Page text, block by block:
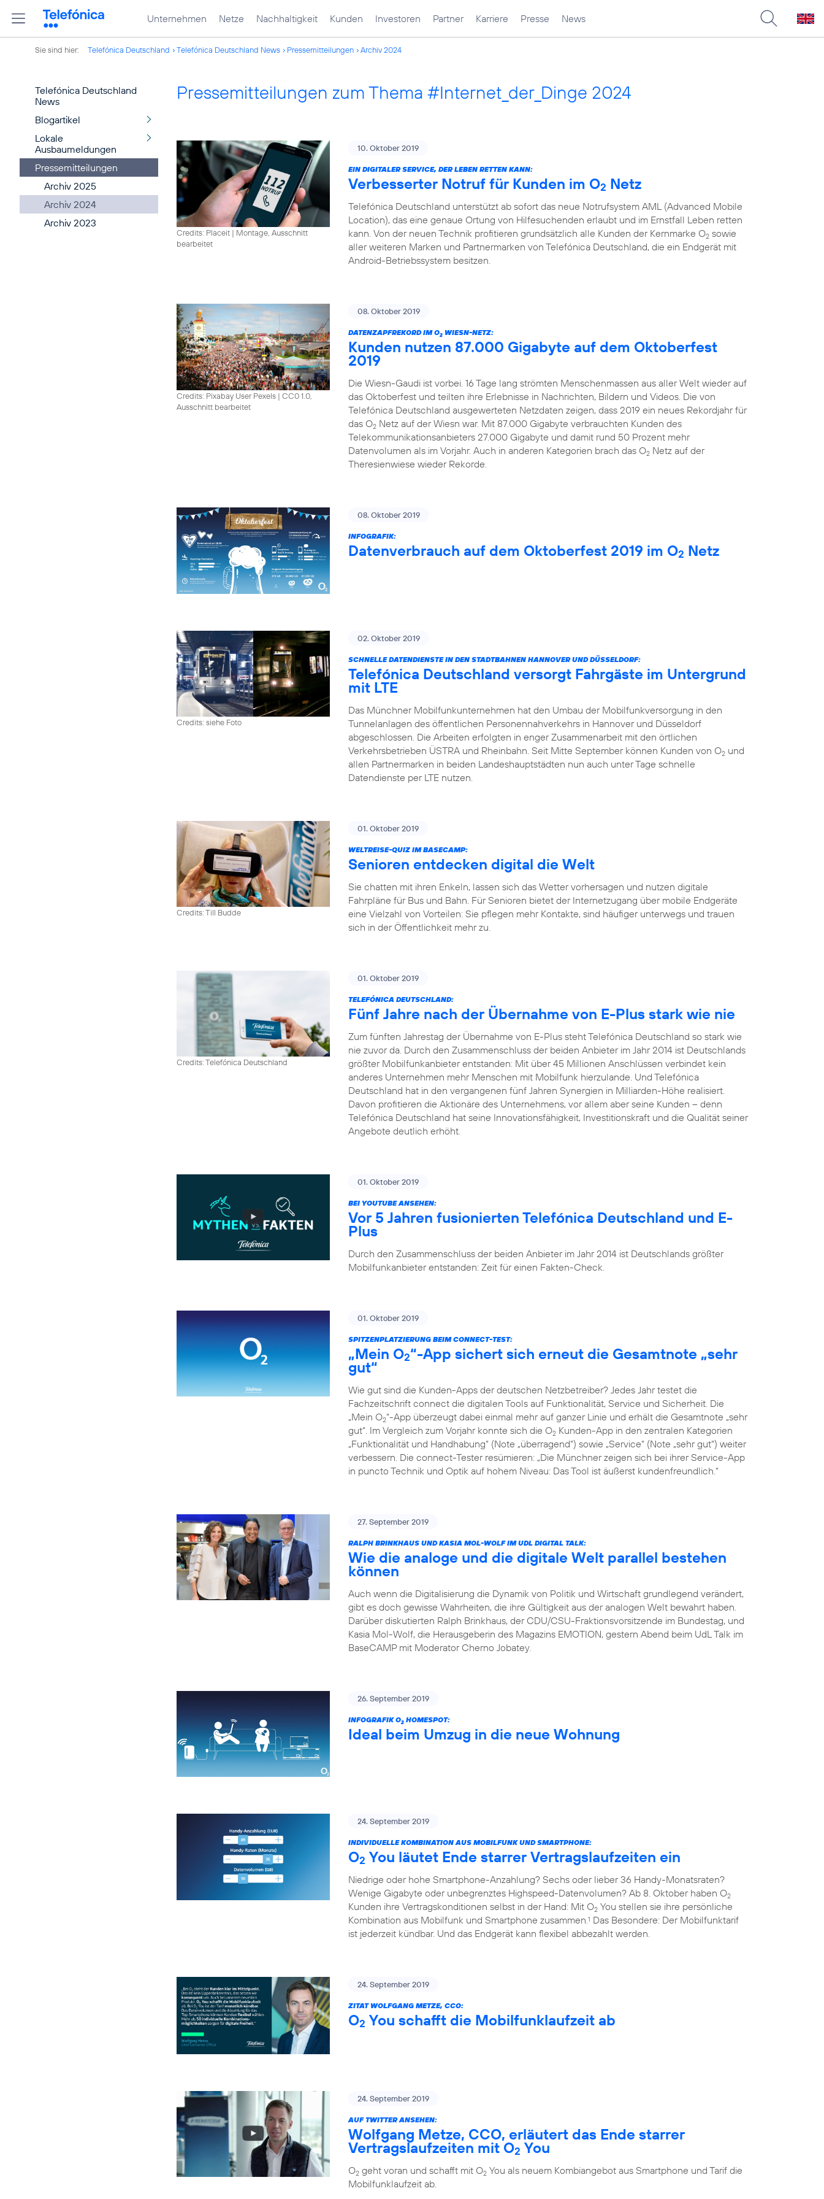
Unternehmen Netze Nachhaltigkeit Kunden Investoren Partner Karriere Presse News
Sie sind hier: Telefónica Deutschland Telefónica Deutschland News Pressemitteilungen Archiv 2024
Telefónica Deutschland
News
Blogartikel
Lokale
Ausbaumeldungen
Pressemitteilungen
Archiv 2025
Archiv 2024
Archiv 2023
Pressemitteilungen zum Thema #Internet_der_Dinge 2024
Credits: Placeit | Montage, Ausschnitt
bearbeitet
10. Oktober 2019
EIN DIGITALER SERVICE, DER LEBEN RETTEN KANN:
Verbesserter Notruf für Kunden im O2 Netz
Telefónica Deutschland unterstützt ab sofort das neue Notrufsystem AML (Advanced Mobile
Location), das eine genaue Ortung von Hilfesuchenden erlaubt und im Ernstfall Leben retten
kann. Von der neuen Technik profitieren grundsätzlich alle Kunden der Kernmarke O2 sowie
aller weiteren Marken und Partnermarken von Telefónica Deutschland, die ein Endgerät mit
Android-Betriebssystem besitzen.
Credits: Pixabay User Pexels | CC0 1.0,
Ausschnitt bearbeitet
08. Oktober 2019
DATENZAPFREKORD IM O2 WIESN-NETZ:
Kunden nutzen 87.000 Gigabyte auf dem Oktoberfest
2019
Die Wiesn-Gaudi ist vorbei. 16 Tage lang strömten Menschenmassen aus aller Welt wieder auf
das Oktoberfest und teilten ihre Erlebnisse in Nachrichten, Bildern und Videos. Die von
Telefónica Deutschland ausgewerteten Netzdaten zeigen, dass 2019 ein neues Rekordjahr für
das O2 Netz auf der Wiesn war. Mit 87.000 Gigabyte verbrauchten Kunden des
Telekommunikationsanbieters 27.000 Gigabyte und damit rund 50 Prozent mehr
Datenvolumen als im Vorjahr. Auch in anderen Kategorien brach das O2 Netz auf der
Theresienwiese wieder Rekorde.
08. Oktober 2019
INFOGRAFIK:
Datenverbrauch auf dem Oktoberfest 2019 im O2 Netz
Credits: siehe Foto
02. Oktober 2019
SCHNELLE DATENDIENSTE IN DEN STADTBAHNEN HANNOVER UND DÜSSELDORF:
Telefónica Deutschland versorgt Fahrgäste im Untergrund
mit LTE
Das Münchner Mobilfunkunternehmen hat den Umbau der Mobilfunkversorgung in den
Tunnelanlagen des öffentlichen Personennahverkehrs in Hannover und Düsseldorf
abgeschlossen. Die Arbeiten erfolgten in enger Zusammenarbeit mit den örtlichen
Verkehrsbetrieben ÜSTRA und Rheinbahn. Seit Mitte September können Kunden von O2 und
allen Partnermarken in beiden Landeshauptstädten nun auch unter Tage schnelle
Datendienste per LTE nutzen.
Credits: Till Budde
01. Oktober 2019
WELTREISE-QUIZ IM BASECAMP:
Senioren entdecken digital die Welt
Sie chatten mit ihren Enkeln, lassen sich das Wetter vorhersagen und nutzen digitale
Fahrpläne für Bus und Bahn. Für Senioren bietet der Internetzugang über mobile Endgeräte
eine Vielzahl von Vorteilen: Sie pflegen mehr Kontakte, sind häufiger unterwegs und trauen
sich in der Öffentlichkeit mehr zu.
Credits: Telefónica Deutschland
01. Oktober 2019
TELEFÓNICA DEUTSCHLAND:
Fünf Jahre nach der Übernahme von E-Plus stark wie nie
Zum fünften Jahrestag der Übernahme von E-Plus steht Telefónica Deutschland so stark wie
nie zuvor da. Durch den Zusammenschluss der beiden Anbieter im Jahr 2014 ist Deutschlands
größter Mobilfunkanbieter entstanden: Mit über 45 Millionen Anschlüssen verbindet kein
anderes Unternehmen mehr Menschen mit Mobilfunk hierzulande. Und Telefónica
Deutschland hat in den vergangenen fünf Jahren Synergien in Milliarden-Höhe realisiert.
Davon profitieren die Aktionäre des Unternehmens, vor allem aber seine Kunden – denn
Telefónica Deutschland hat seine Innovationsfähigkeit, Investitionskraft und die Qualität seiner
Angebote deutlich erhöht.
01. Oktober 2019
BEI YOUTUBE ANSEHEN:
Vor 5 Jahren fusionierten Telefónica Deutschland und E-
Plus
Durch den Zusammenschluss der beiden Anbieter im Jahr 2014 ist Deutschlands größter
Mobilfunkanbieter entstanden: Zeit für einen Fakten-Check.
01. Oktober 2019
SPITZENPLATZIERUNG BEIM CONNECT-TEST:
„Mein O2“-App sichert sich erneut die Gesamtnote „sehr
gut“
Wie gut sind die Kunden-Apps der deutschen Netzbetreiber? Jedes Jahr testet die
Fachzeitschrift connect die digitalen Tools auf Funktionalität, Service und Sicherheit. Die
„Mein O2“-App überzeugt dabei einmal mehr auf ganzer Linie und erhält die Gesamtnote „sehr
gut“. Im Vergleich zum Vorjahr konnte sich die O2 Kunden-App in den zentralen Kategorien
„Funktionalität und Handhabung“ (Note „überragend“) sowie „Service“ (Note „sehr gut“) weiter
verbessern. Die connect-Tester resümieren: „Die Münchner zeigen sich bei ihrer Service-App
in puncto Technik und Optik auf hohem Niveau: Das Tool ist äußerst kundenfreundlich.“
27. September 2019
RALPH BRINKHAUS UND KASIA MOL-WOLF IM UDL DIGITAL TALK:
Wie die analoge und die digitale Welt parallel bestehen
können
Auch wenn die Digitalisierung die Dynamik von Politik und Wirtschaft grundlegend verändert,
gibt es doch gewisse Wahrheiten, die ihre Gültigkeit aus der analogen Welt bewahrt haben.
Darüber diskutierten Ralph Brinkhaus, der CDU/CSU-Fraktionsvorsitzende im Bundestag, und
Kasia Mol-Wolf, die Herausgeberin des Magazins EMOTION, gestern Abend beim UdL Talk im
BaseCAMP mit Moderator Cherno Jobatey.
26. September 2019
INFOGRAFIK O2 HOMESPOT:
Ideal beim Umzug in die neue Wohnung
24. September 2019
INDIVIDUELLE KOMBINATION AUS MOBILFUNK UND SMARTPHONE:
O2 You läutet Ende starrer Vertragslaufzeiten ein
Niedrige oder hohe Smartphone-Anzahlung? Sechs oder lieber 36 Handy-Monatsraten?
Wenige Gigabyte oder unbegrenztes Highspeed-Datenvolumen? Ab 8. Oktober haben O2
Kunden ihre Vertragskonditionen selbst in der Hand: Mit O2 You stellen sie ihre persönliche
Kombination aus Mobilfunk und Smartphone zusammen.1 Das Besondere: Der Mobilfunktarif
ist jederzeit kündbar. Und das Endgerät kann flexibel abbezahlt werden.
24. September 2019
ZITAT WOLFGANG METZE, CCO:
O2 You schafft die Mobilfunklaufzeit ab
24. September 2019
AUF TWITTER ANSEHEN:
Wolfgang Metze, CCO, erläutert das Ende starrer
Vertragslaufzeiten mit O2 You
O2 geht voran und schafft mit O2 You als neuem Kombiangebot aus Smartphone und Tarif die
Mobilfunklaufzeit ab.